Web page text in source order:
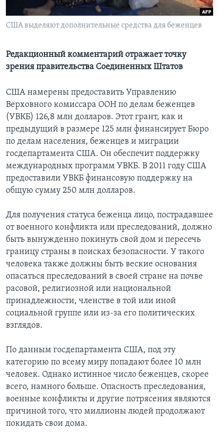
Learning English
Языки
США выделяют дополнительные средства для беженцев
Редакционный комментарий отражает точку
зрения правительства Соединенных Штатов
США намерены предоставить Управлению
Верховного комиссара ООН по делам беженцев
(УВКБ) 126,8 млн долларов. Этот грант, как и
предыдущий в размере 125 млн финансирует Бюро
по делам населения, беженцев и миграции
госдепартамента США. Он обеспечит поддержку
международных программ УВКБ. В 2011 году США
предоставили УВКБ финансовую поддержку на
общую сумму 250 млн долларов.
Для получения статуса беженца лицо, пострадавшее
от военного конфликта или преследований, должно
быть вынужденно покинуть свой дом и пересечь
границу страны в поисках безопасности. У такого
человека также должны быть веские основания
опасаться преследований в своей стране на почве
расовой, религиозной или национальной
принадлежности, членстве в той или иной
социальной группе или из-за его политических
взглядов.
По данным госдепартамента США, под эту
категорию по всему миру попадают более 10 млн
человек. Однако истинное число беженцев, скорее
всего, намного больше. Опасность преследования,
военные конфликты и другие потрясения являются
причиной того, что миллионы людей продолжают
покидать свои дома.